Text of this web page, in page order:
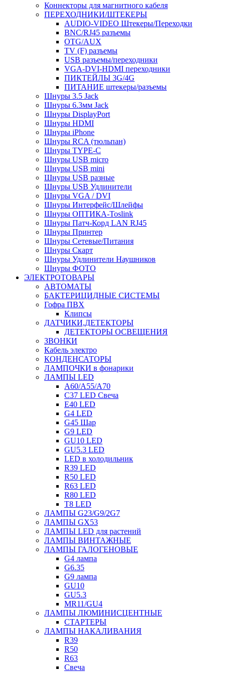
Коннекторы для магнитного кабеля
ПЕРЕХОДНИКИ/ШТЕКЕРЫ
AUDIO-VIDEO Штекеры/Переходки
BNC/RJ45 разъемы
OTG/AUX
TV (F) разъемы
USB разъемы/переходники
VGA-DVI-HDMI переходники
ПИКТЕЙЛЫ 3G/4G
ПИТАНИЕ штекеры/разъемы
Шнуры 3.5 Jack
Шнуры 6.3мм Jack
Шнуры DisplayPort
Шнуры HDMI
Шнуры iPhone
Шнуры RCA (тюльпан)
Шнуры TYPE-C
Шнуры USB micro
Шнуры USB mini
Шнуры USB разные
Шнуры USB Удлинители
Шнуры VGA / DVI
Шнуры Интерфейс/Шлейфы
Шнуры ОПТИКА-Toslink
Шнуры Патч-Корд LAN RJ45
Шнуры Принтер
Шнуры Сетевые/Питания
Шнуры Скарт
Шнуры Удлинители Наушников
Шнуры ФОТО
ЭЛЕКТРОТОВАРЫ
АВТОМАТЫ
БАКТЕРИЦИДНЫЕ СИСТЕМЫ
Гофра ПВХ
Клипсы
ДАТЧИКИ,ДЕТЕКТОРЫ
ДЕТЕКТОРЫ ОСВЕЩЕНИЯ
ЗВОНКИ
Кабель электро
КОНДЕНСАТОРЫ
ЛАМПОЧКИ в фонарики
ЛАМПЫ LED
A60/A55/A70
C37 LED Свеча
E40 LED
G4 LED
G45 Шар
G9 LED
GU10 LED
GU5.3 LED
LED в холодильник
R39 LED
R50 LED
R63 LED
R80 LED
T8 LED
ЛАМПЫ G23/G9/2G7
ЛАМПЫ GX53
ЛАМПЫ LED для растений
ЛАМПЫ ВИНТАЖНЫЕ
ЛАМПЫ ГАЛОГЕНОВЫЕ
G4 лампа
G6.35
G9 лампа
GU10
GU5.3
MR11/GU4
ЛАМПЫ ЛЮМИНИСЦЕНТНЫЕ
СТАРТЕРЫ
ЛАМПЫ НАКАЛИВАНИЯ
R39
R50
R63
Свеча